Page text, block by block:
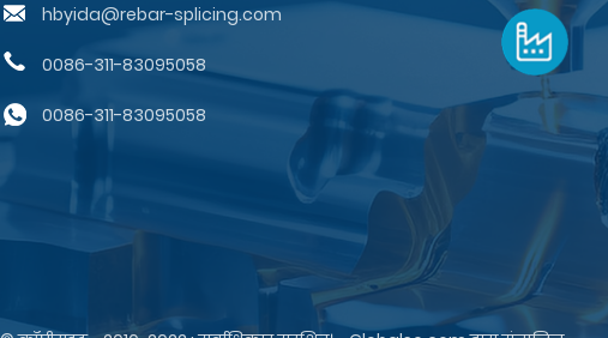
hbyida@rebar-splicing.com
0086-311-83095058
0086-311-83095058